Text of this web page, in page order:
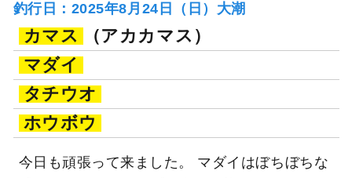
釣行日：2025年8月24日（日）大潮
カマス
（アカカマス）
マダイ
タチウオ
ホウボウ
今日も頑張って来ました。 マダイはぼちぼちな